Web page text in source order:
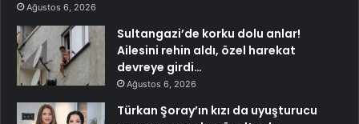
Ağustos 6, 2026
Sultangazi’de korku dolu anlar!
Ailesini rehin aldı, özel harekat
devreye girdi…
Ağustos 6, 2026
Türkan Şoray’ın kızı da uyuşturucu